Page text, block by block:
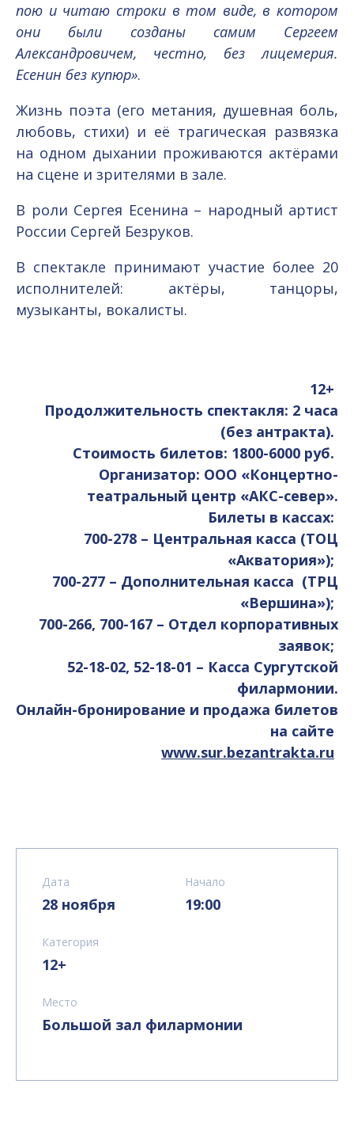
пою и читаю строки в том виде, в котором
они были созданы самим Сергеем
Александровичем, честно, без лицемерия.
Есенин без купюр».
Жизнь поэта (его метания, душевная боль,
любовь, стихи) и её трагическая развязка
на одном дыхании проживаются актёрами
на сцене и зрителями в зале.
В роли Сергея Есенина – народный артист
России Сергей Безруков.
В спектакле принимают участие более 20
исполнителей: актёры, танцоры,
музыканты, вокалисты.
12+
Продолжительность спектакля: 2 часа
(без антракта).
Стоимость билетов: 1800-6000 руб.
Организатор: ООО «Концертно-
театральный центр «АКС-север».
Билеты в кассах:
700-278 – Центральная касса (ТОЦ
«Акватория»);
700-277 – Дополнительная касса (ТРЦ
«Вершина»);
700-266, 700-167 – Отдел корпоративных
заявок;
52-18-02, 52-18-01 – Касса Сургутской
филармонии.
Онлайн-бронирование и продажа билетов
на сайте
www.sur.bezantrakta.ru
Дата
28 ноября
Начало
19:00
Категория
12+
Место
Большой зал филармонии